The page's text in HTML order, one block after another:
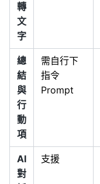
轉
文
字
總
結
與
行
動
項
需自行下
指令
Prompt
AI
對
支援